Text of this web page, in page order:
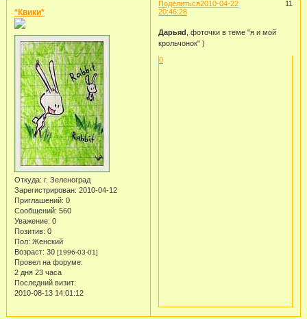
Поделиться 11
2010-04-22
20:46:28
*Квики*
Откуда: г. Зеленоград
Зарегистрирован: 2010-04-12
Приглашений: 0
Сообщений: 560
Уважение: 0
Позитив: 0
Пол: Женский
Возраст: 30 [1996-03-01]
Провел на форуме:
2 дня 23 часа
Последний визит:
2010-08-13 14:01:12
Дарьяd , фоточки в теме "я и мой
крольчонок" )
0